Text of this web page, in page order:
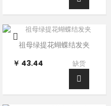
祖母绿提花蝴蝶结发夹
￥ 43.44
缺货